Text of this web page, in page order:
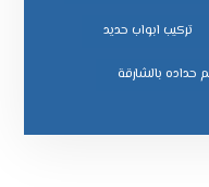
ﺗﺮﻛﻴﺐ اﺑﻮاب ﺣﺪﻳﺪ
ﺣﺪاده ﺑﺎﻟﺸﺎرﻗﺔ